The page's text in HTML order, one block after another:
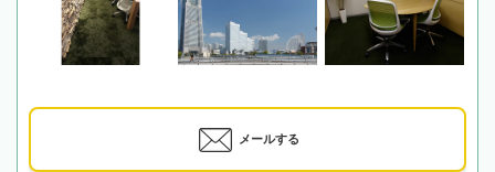
メールする